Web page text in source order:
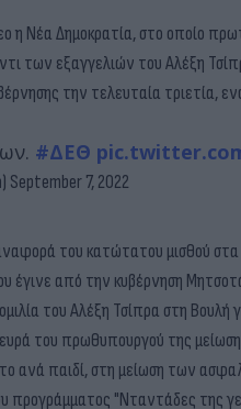
η Νέα Δημοκρατία, στο οποίο
των εξαγγελιών του Αλέξη
την τελευταία τριετία,
#ΔΕΘ
September 7, 2022
του κατώτατου μισθού
από την κυβέρνηση
του Αλέξη Τσίπρα στη
του πρωθυπουργού της
ανά παιδί, στη μείωση των
προγράμματος "Νταντάδες της